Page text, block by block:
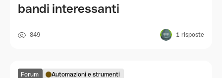
bandi interessanti
849 1 risposte
Forum Automazioni e strumenti